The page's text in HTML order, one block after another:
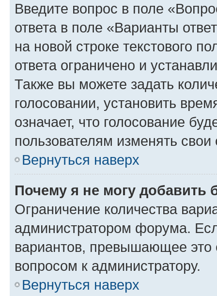
Введите вопрос в поле
ответа в поле «Варианты
на новой строке текстового
ответа ограничено и
Также вы можете задать
голосовании, установить
означает, что голосование
пользователям изменять свои
Вернуться наверх
Почему я не могу добавить
Ограничение количества
администратором форума.
вариантов, превышающее это
вопросом к администратору.
Вернуться наверх